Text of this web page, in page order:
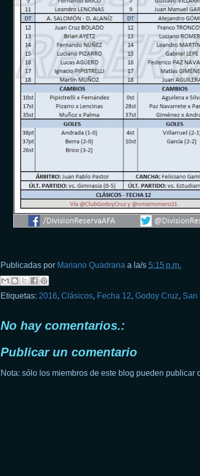
Publicadas por Mariano Quadrana a la/s 5:15 p.m.
Etiquetas: 2016, Clásicos, Fecha 12, Godoy Cruz, San
No hay comentarios.:
Publicar un comentario
Nota: sólo los miembros de este blog pueden publicar